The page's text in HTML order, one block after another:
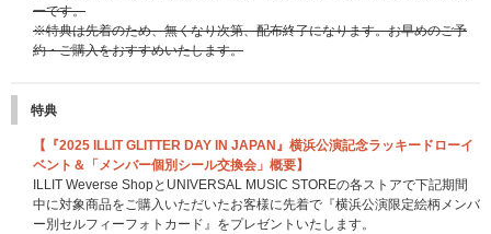
一です。
※特典は先着のため、無くなり次第、配布終了になります。お早めのご予
約・ご購入をおすすめいたします。
特典
【『2025 ILLIT GLITTER DAY IN JAPAN』横浜公演記念ラッキードローイ
ベント＆「メンバー個別シール交換会」概要】
ILLIT Weverse ShopとUNIVERSAL MUSIC STOREの各ストアで下記期間
中に対象商品をご購入いただいたお客様に先着で『横浜公演限定絵柄メンバ
ー別セルフィーフォトカード』をプレゼントいたします。